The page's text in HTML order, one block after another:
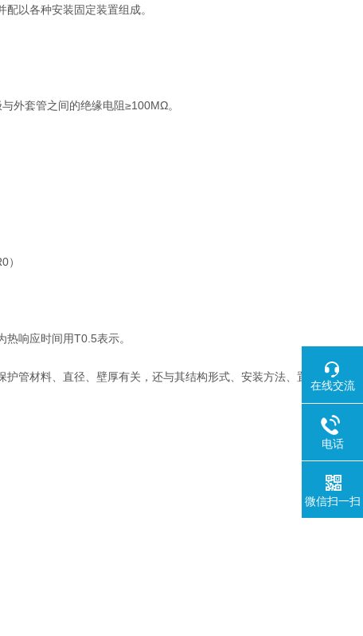
以各种安装固定装置组成。
外套管之间的绝缘电阻≥100MΩ。
）
响应时间用T0.5表示。
管材料、直径、壁厚有关，还与其结构形式、安装方法、置
在线交流
电话
微信扫一扫